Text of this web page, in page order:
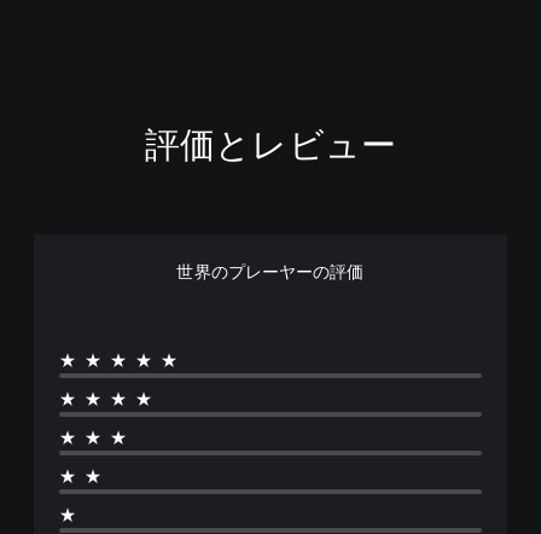
評価とレビュー
世界のプレーヤーの評価
★★★★★
★★★★
★★★
★★
★